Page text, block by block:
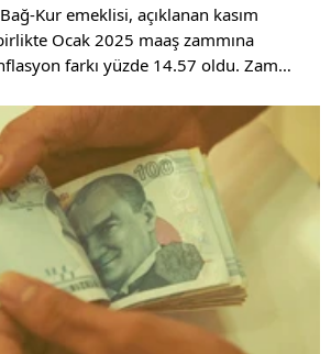
Kur emeklisi, açıklanan kasım
Ocak 2025 maaş zammına
farkı yüzde 14.57 oldu. Zam
Peki, SSK, Bağ-Kur, Emekli